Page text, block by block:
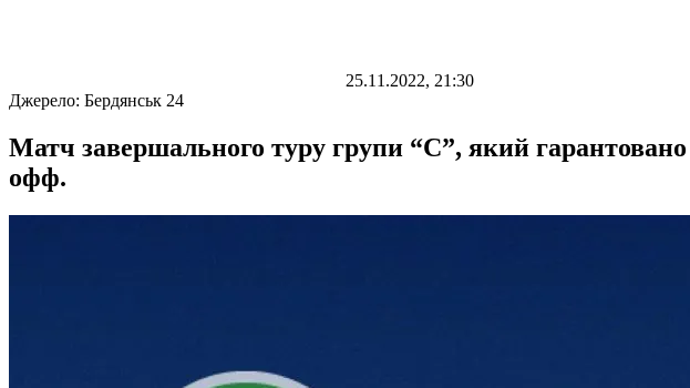
25.11.2022, 21:30
Джерело: Бердянськ 24
Матч завершального туру групи “С”, який
офф.